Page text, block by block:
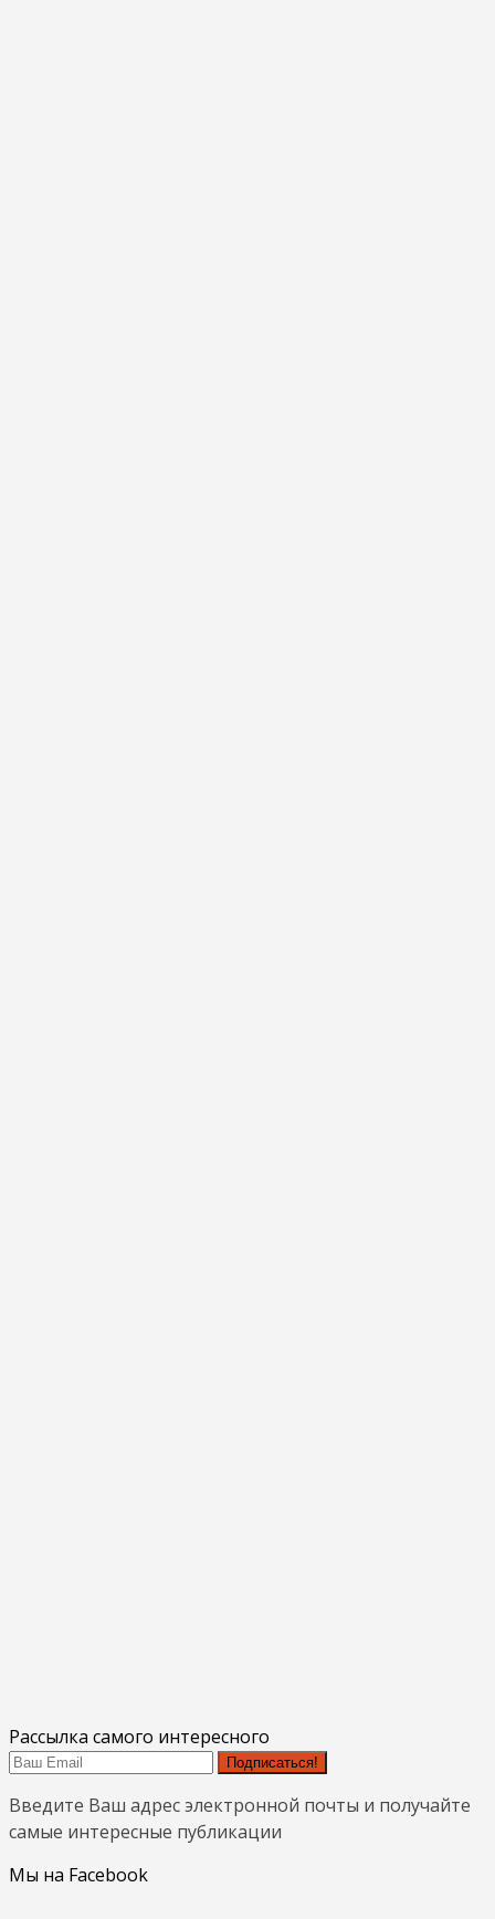
Рассылка самого интересного
Подписаться!
Введите Ваш адрес электронной почты и получайте
самые интересные публикации
Мы на Facebook